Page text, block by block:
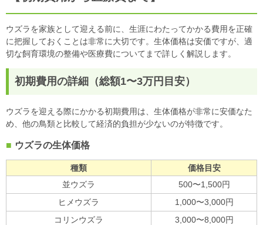
ウズラを家族として迎える前に、生涯にわたってかかる費用を正確
に把握しておくことは非常に大切です。生体価格は安価ですが、適
切な飼育環境の整備や医療費についてまで詳しく解説します。
初期費用の詳細（総額1〜3万円目安）
ウズラを迎える際にかかる初期費用は、生体価格が非常に安価なた
め、他の鳥類と比較して経済的負担が少ないのが特徴です。
ウズラの生体価格
種類
価格目安
並ウズラ
500〜1,500円
ヒメウズラ
1,000〜3,000円
コリンウズラ
3,000〜8,000円